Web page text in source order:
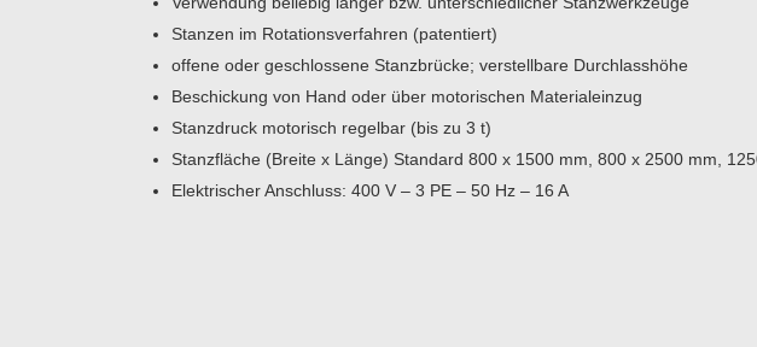
Stanzen im Rotationsverfahren (patentiert)
offene oder geschlossene Stanzbrücke; verstellbare Durchlasshöhe
Beschickung von Hand oder über motorischen Materialeinzug
Stanzdruck motorisch regelbar (bis zu 3 t)
Stanzfläche (Breite x Länge) Standard 800 x 1500 mm, 800 x 2500 mm,
Elektrischer Anschluss: 400 V – 3 PE – 50 Hz – 16 A